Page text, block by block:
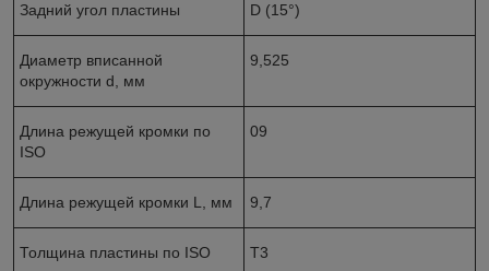
Задний угол пластины D (15°)
Диаметр вписанной
окружности d, мм
9,525
Длина режущей кромки по
ISO
09
Длина режущей кромки L, мм 9,7
Толщина пластины по ISO Т3